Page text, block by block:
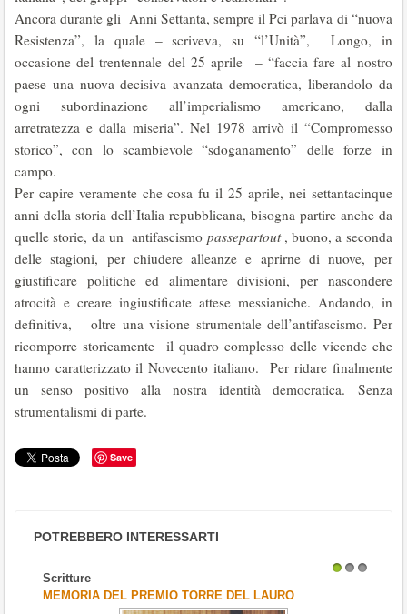
Ancora durante gli Anni Settanta, sempre il Pci parlava di “nuova
Resistenza”, la quale – scriveva, su “l’Unità”, Longo, in
occasione del trentennale del 25 aprile – “faccia fare al nostro
paese una nuova decisiva avanzata democratica, liberandolo da
ogni subordinazione all’imperialismo americano, dalla
arretratezza e dalla miseria”. Nel 1978 arrivò il “Compromesso
storico”, con lo scambievole “sdoganamento” delle forze in
campo.
Per capire veramente che cosa fu il 25 aprile, nei settantacinque
anni della storia dell’Italia repubblicana, bisogna partire anche da
quelle storie, da un antifascismo passepartout , buono, a seconda
delle stagioni, per chiudere alleanze e aprirne di nuove, per
giustificare politiche ed alimentare divisioni, per nascondere
atrocità e creare ingiustificate attese messianiche. Andando, in
definitiva, oltre una visione strumentale dell’antifascismo. Per
ricomporre storicamente il quadro complesso delle vicende che
hanno caratterizzato il Novecento italiano. Per ridare finalmente
un senso positivo alla nostra identità democratica. Senza
strumentalismi di parte.
Save
POTREBBERO INTERESSARTI
Scritture
MEMORIA DEL PREMIO TORRE DEL LAURO